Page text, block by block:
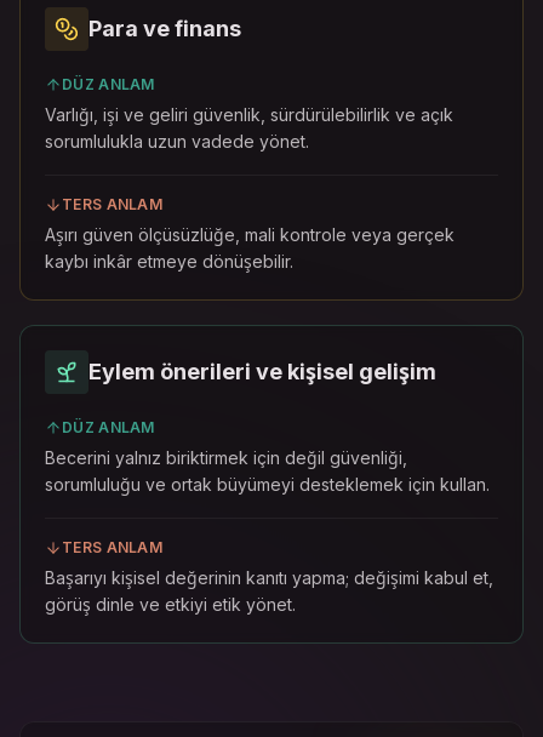
Para ve finans
DÜZ ANLAM
Varlığı, işi ve geliri güvenlik, sürdürülebilirlik ve açık
sorumlulukla uzun vadede yönet.
TERS ANLAM
Aşırı güven ölçüsüzlüğe, mali kontrole veya gerçek
kaybı inkâr etmeye dönüşebilir.
Eylem önerileri ve kişisel gelişim
DÜZ ANLAM
Becerini yalnız biriktirmek için değil güvenliği,
sorumluluğu ve ortak büyümeyi desteklemek için kullan.
TERS ANLAM
Başarıyı kişisel değerinin kanıtı yapma; değişimi kabul et,
görüş dinle ve etkiyi etik yönet.